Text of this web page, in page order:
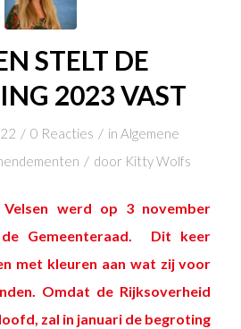
STELT DE
2023 VAST
/ 0 Reacties / in Algemene
/ door Kitty Wolfs
werd op 3 november
Gemeenteraad. Dit keer
met kleuren aan wat zij voor
Omdat de Rijksoverheid
zal in januari de begroting